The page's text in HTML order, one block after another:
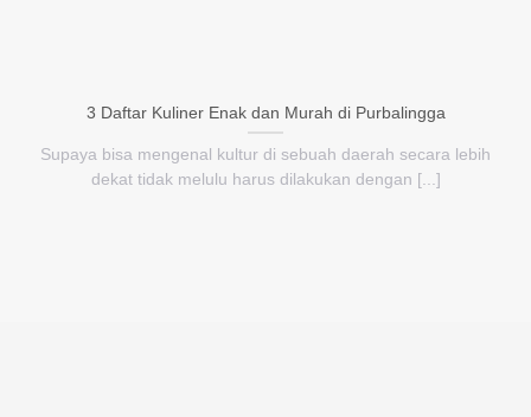
3 Daftar Kuliner Enak dan Murah di Purbalingga
Supaya bisa mengenal kultur di sebuah daerah secara lebih
dekat tidak melulu harus dilakukan dengan [...]